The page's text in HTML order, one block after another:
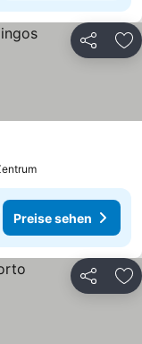
Teilen
Preise sehen
Teilen